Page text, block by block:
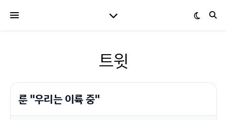
트윗
룬 "우리는 이륙 중"